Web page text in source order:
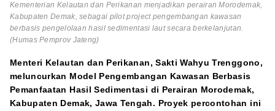
Kementerian Kelautan dan Perikanan menjadikan perairan Morodemak,
Kabupaten Demak, sebagai pilot project pengembangan kawasan
berbasis pengelolaan hasil sedimentasi laut secara berkelanjutan.
(Humas Pemprov Jateng)
Menteri Kelautan dan Perikanan, Sakti Wahyu Trenggono,
meluncurkan Model Pengembangan Kawasan Berbasis
Pemanfaatan Hasil Sedimentasi di Perairan Morodemak,
Kabupaten Demak, Jawa Tengah. Proyek percontohan ini